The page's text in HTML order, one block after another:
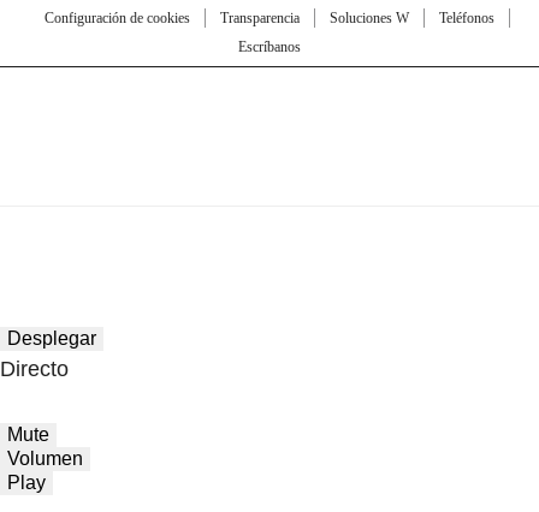
Configuración de cookies
Transparencia Soluciones W
Teléfonos
Escríbanos
Desplegar
Directo
Mute
Volumen
Play